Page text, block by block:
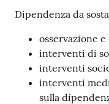
Novità
Dipendenza da
osservazione
interventi di
interventi
interventi
sulla